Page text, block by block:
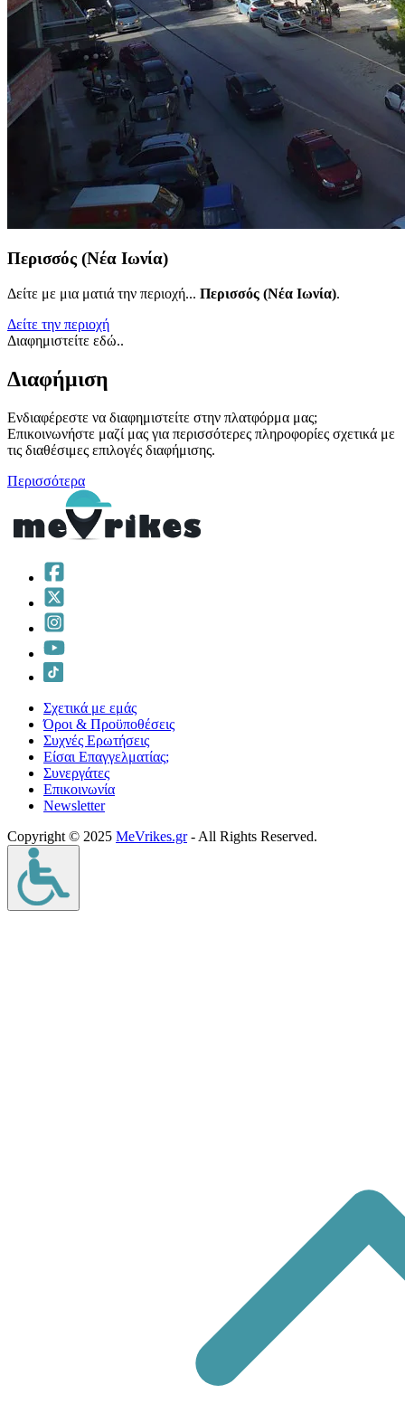
Περισσός (Νέα Ιωνία)
Δείτε με μια ματιά την περιοχή... Περισσός (Νέα Ιωνία).
Δείτε την περιοχή
Διαφημιστείτε εδώ..
Διαφήμιση
Ενδιαφέρεστε να διαφημιστείτε στην πλατφόρμα μας;
Επικοινωνήστε μαζί μας για περισσότερες πληροφορίες σχετικά με
τις διαθέσιμες επιλογές διαφήμισης.
Περισσότερα
Σχετικά με εμάς
Όροι & Προϋποθέσεις
Συχνές Ερωτήσεις
Είσαι Επαγγελματίας;
Συνεργάτες
Επικοινωνία
Νewsletter
Copyright © 2025 MeVrikes.gr- All Rights Reserved.